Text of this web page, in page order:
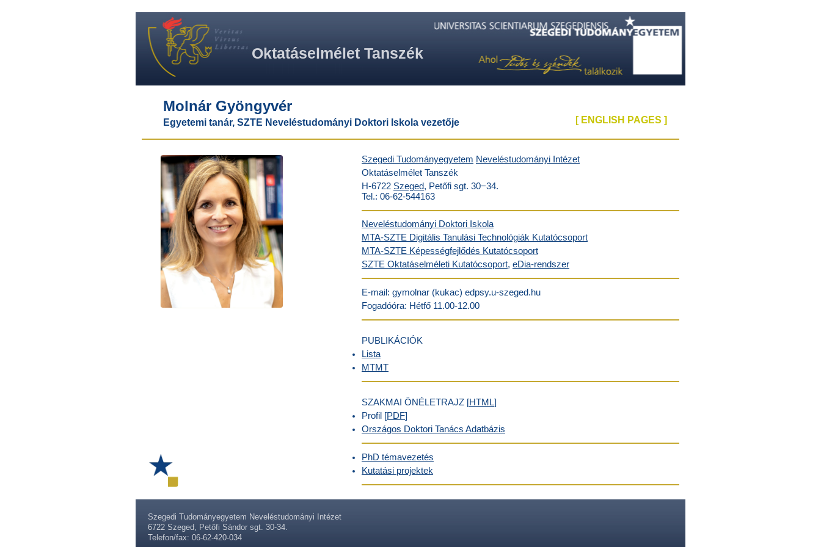
Oktatáselmélet Tanszék
Molnár Gyöngyvér
Egyetemi tanár, SZTE Neveléstudományi Doktori Iskola vezetője [ ENGLISH PAGES ]
Szegedi Tudományegyetem Neveléstudományi Intézet
Oktatáselmélet Tanszék
H-6722 Szeged, Petőfi sgt. 30−34.
Tel.: 06-62-544163
Neveléstudományi Doktori Iskola
MTA-SZTE Digitális Tanulási Technológiák Kutatócsoport
MTA-SZTE Képességfejlődés Kutatócsoport
SZTE Oktatáselméleti Kutatócsoport, eDia-rendszer
E-mail: gymolnar (kukac) edpsy.u-szeged.hu
Fogadóóra: Hétfő 11.00-12.00
PUBLIKÁCIÓK
Lista
MTMT
SZAKMAI ÖNÉLETRAJZ [HTML]
Profil [PDF]
Országos Doktori Tanács Adatbázis
PhD témavezetés
Kutatási projektek
Szegedi Tudományegyetem Neveléstudományi Intézet
6722 Szeged, Petőfi Sándor sgt. 30-34.
Telefon/fax: 06-62-420-034